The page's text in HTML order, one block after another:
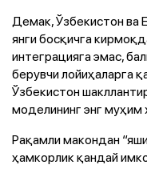
Демак, Ўзбекистон ва
янги босқичга
интеграцияга эмас,
берувчи лойиҳаларга
Ўзбекистон
моделининг энг муҳим
Рақамли макондан
ҳамкорлик қандай